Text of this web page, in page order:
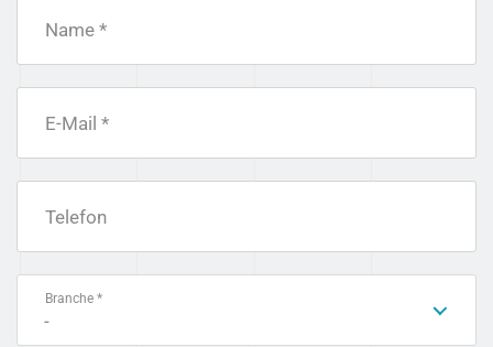
Name *
E-Mail *
Telefon
Branche *
-